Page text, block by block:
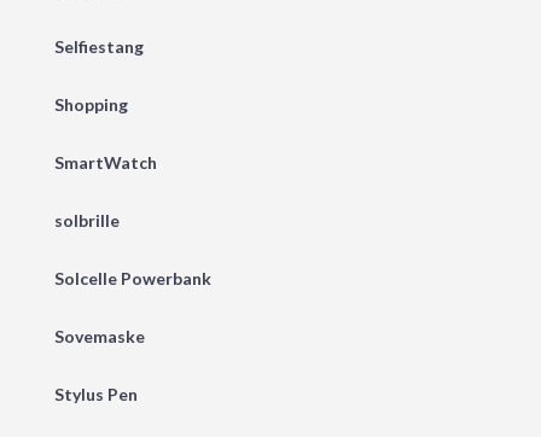
Selfiestang
Shopping
SmartWatch
solbrille
Solcelle Powerbank
Sovemaske
Stylus Pen